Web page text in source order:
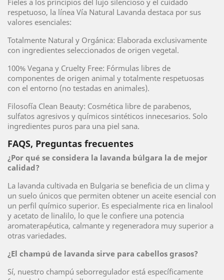
Fieles a los principios del lujo silencioso y el cuidado
respetuoso, la línea Vía Natural Lavanda destaca por sus
valores esenciales:
Totalmente Natural y Orgánica: Elaborada exclusivamente
con ingredientes seleccionados de origen vegetal.
100% Vegana y Cruelty Free: Fórmulas libres de
componentes de origen animal y totalmente respetuosas
con el entorno (no testadas en animales).
Filosofía Clean Beauty: Cosmética libre de parabenos,
sulfatos agresivos y químicos sintéticos innecesarios. Solo
ingredientes puros para una piel sana.
FAQS, Preguntas frecuentes
¿Por qué se considera la lavanda búlgara la de mejor
calidad?
La lavanda cultivada en Bulgaria se beneficia de un clima y
un suelo únicos que permiten obtener un aceite esencial con
un perfil químico superior. Es especialmente rica en linalool
y acetato de linalilo, lo que le confiere una potencia
aromaterapéutica, calmante y regeneradora muy superior a
otras variedades.
¿El champú de lavanda sirve para cabellos grasos?
Sí, nuestro champú seborregulador está específicamente